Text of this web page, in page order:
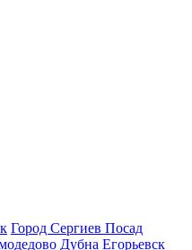
Город Сергиев Посад
Дубна Егорьевск